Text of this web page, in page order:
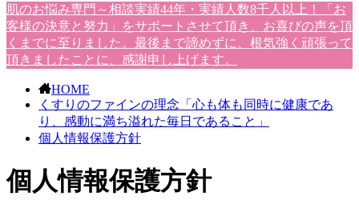
肌のお悩み専門～相談実績44年・実績人数8千人以上！「お
客様の決意と努力」をサポートさせて頂き、お喜びの声を頂
くまでに至りました。最後まで諦めずに、根気強く頑張って
頂きましたことに、感謝申し上げます。
HOME
くすりのファインの理念「心も体も同時に健康であ
り、感動に満ち溢れた毎日であること」
個人情報保護方針
個人情報保護方針